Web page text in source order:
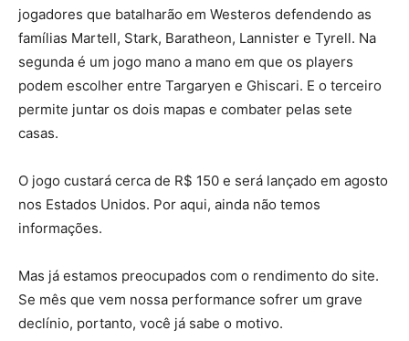
jogadores que batalharão em Westeros defendendo as
famílias Martell, Stark, Baratheon, Lannister e Tyrell. Na
segunda é um jogo mano a mano em que os players
podem escolher entre Targaryen e Ghiscari. E o terceiro
permite juntar os dois mapas e combater pelas sete
casas.
O jogo custará cerca de R$ 150 e será lançado em agosto
nos Estados Unidos. Por aqui, ainda não temos
informações.
Mas já estamos preocupados com o rendimento do site.
Se mês que vem nossa performance sofrer um grave
declínio, portanto, você já sabe o motivo.